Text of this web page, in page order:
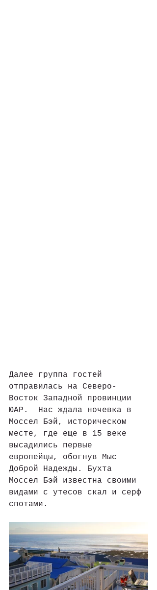
Далее группа гостей
отправилась на Северо-
Восток Западной провинции
ЮАР.  Нас ждала ночевка в
Моссел Бэй, историческом
месте, где еще в 15 веке
высадились первые
европейцы, обогнув Мыс
Доброй Надежды. Бухта
Моссел Бэй известна своими
видами с утесов скал и серф
спотами.